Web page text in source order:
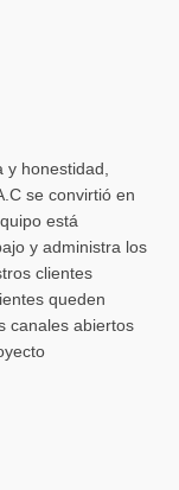
honestidad,
se convirtió en
está
y administra los
clientes
queden
canales abiertos